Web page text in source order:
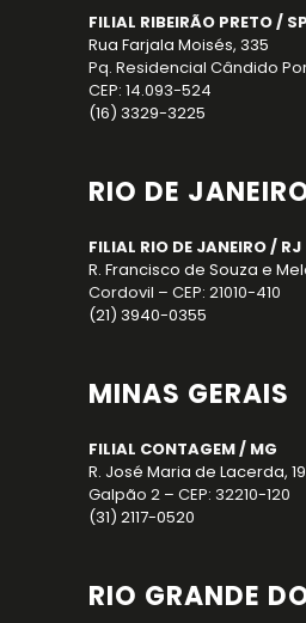
FILIAL RIBEIRÃO PRETO / SP
Rua Farjala Moisés, 335
Pq. Residencial Cândido
CEP: 14.093-524
(16) 3329-3225
RIO DE
FILIAL RIO DE JANEIRO / RJ
R. Francisco de Souza e
Cordovil – CEP: 21010-410
(21) 3940-0355
MINAS GERAIS
FILIAL CONTAGEM / MG
R. José Maria de Lacerda,
Galpão 2 – CEP: 32210-120
(31) 2117-0520
RIO GRANDE